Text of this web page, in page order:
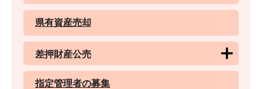
県有資産売却
差押財産公売
指定管理者の募集